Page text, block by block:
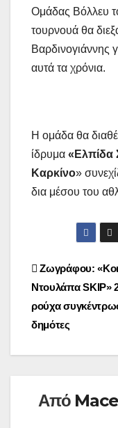
Ομάδας Βόλλευ
τουρνουά θα
Βαρδινογιάννης
αυτά τα χρόνια.
Η ομάδα θα
ίδρυμα «Ελπίδα
Καρκίνο»
δια μέσου του
άρθρων
Ζωγράφου:
Ντουλάπα SKIP»
ρούχα
δημότες
Από